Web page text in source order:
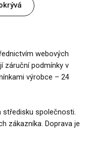
webových
záruční podmínky v
výrobce – 24
středisku společnosti.
zákazníka. Doprava je